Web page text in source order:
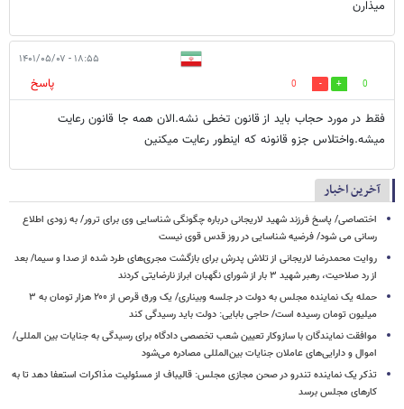
میذارن
۱۸:۵۵ - ۱۴۰۱/۰۵/۰۷
0
0
پاسخ
فقط در مورد حجاب باید از قانون تخطی نشه.الان همه جا قانون رعایت
میشه.واختلاس جزو قانونه که اینطور رعایت میکنین
آخرین اخبار
اختصاصی/ پاسخ فرزند شهید لاریجانی درباره چگونگی شناسایی وی برای ترور/ به زودی اطلاع
رسانی می شود/ فرضیه شناسایی در روز قدس قوی نیست
روایت محمدرضا لاریجانی از تلاش پدرش برای بازگشت مجری‌های طرد شده از صدا و سیما/ بعد
از رد صلاحیت، رهبر شهید ۳ بار از شورای نگهبان ابراز نارضایتی کردند
حمله یک نماینده مجلس به دولت در جلسه وبیناری/ یک ورق قرص از ۲۰۰ هزار تومان به ۳
میلیون تومان رسیده است/ حاجی بابایی: دولت باید رسیدگی کند
موافقت نمایندگان با سازوکار تعیین شعب تخصصی دادگاه برای رسیدگی به جنایات بین المللی/
اموال و دارایی‌های عاملان جنایات بین‌المللی مصادره می‌شود
تذکر یک نماینده تندرو در صحن مجازی مجلس: قالیباف از مسئولیت مذاکرات استعفا دهد تا به
کارهای مجلس برسد